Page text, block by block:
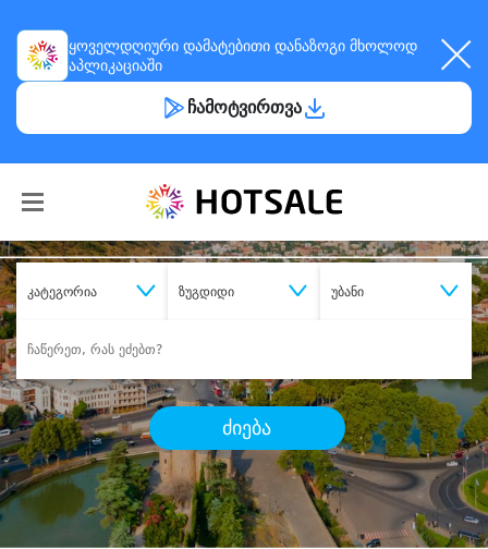
ყოველდღიური დამატებითი დანაზოგი მხოლოდ
აპლიკაციაში
ჩამოტვირთვა
კატეგორია ზუგდიდი უბანი
ძიება
შეიძინესასურველი მომსახურება
დიდი დანაზოგით